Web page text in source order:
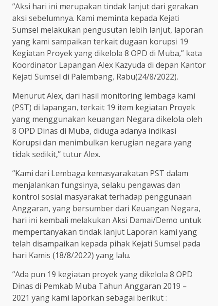
“Aksi hari ini merupakan tindak lanjut dari gerakan
aksi sebelumnya. Kami meminta kepada Kejati
Sumsel melakukan pengusutan lebih lanjut, laporan
yang kami sampaikan terkait dugaan korupsi 19
Kegiatan Proyek yang dikelola 8 OPD di Muba,” kata
Koordinator Lapangan Alex Kazyuda di depan Kantor
Kejati Sumsel di Palembang, Rabu(24/8/2022).
Menurut Alex, dari hasil monitoring lembaga kami
(PST) di lapangan, terkait 19 item kegiatan Proyek
yang menggunakan keuangan Negara dikelola oleh
8 OPD Dinas di Muba, diduga adanya indikasi
Korupsi dan menimbulkan kerugian negara yang
tidak sedikit,” tutur Alex.
“Kami dari Lembaga kemasyarakatan PST dalam
menjalankan fungsinya, selaku pengawas dan
kontrol sosial masyarakat terhadap penggunaan
Anggaran, yang bersumber dari Keuangan Negara,
hari ini kembali melakukan Aksi Damai/Demo untuk
mempertanyakan tindak lanjut Laporan kami yang
telah disampaikan kepada pihak Kejati Sumsel pada
hari Kamis (18/8/2022) yang lalu.
“Ada pun 19 kegiatan proyek yang dikelola 8 OPD
Dinas di Pemkab Muba Tahun Anggaran 2019 –
2021 yang kami laporkan sebagai berikut :